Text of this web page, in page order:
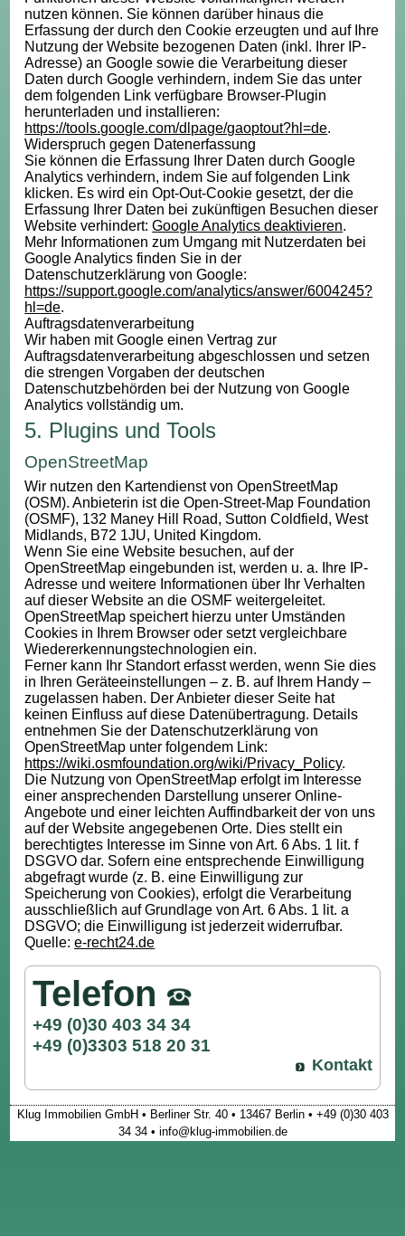
nutzen können. Sie können darüber hinaus die
Erfassung der durch den Cookie erzeugten und auf Ihre
Nutzung der Website bezogenen Daten (inkl. Ihrer IP-
Adresse) an Google sowie die Verarbeitung dieser
Daten durch Google verhindern, indem Sie das unter
dem folgenden Link verfügbare Browser-Plugin
herunterladen und installieren:
https://tools.google.com/dlpage/gaoptout?hl=de.
Widerspruch gegen Datenerfassung
Sie können die Erfassung Ihrer Daten durch Google
Analytics verhindern, indem Sie auf folgenden Link
klicken. Es wird ein Opt-Out-Cookie gesetzt, der die
Erfassung Ihrer Daten bei zukünftigen Besuchen dieser
Website verhindert:Google Analytics deaktivieren.
Mehr Informationen zum Umgang mit Nutzerdaten bei
Google Analytics finden Sie in der
Datenschutzerklärung von Google:
https://support.google.com/analytics/answer/6004245?
hl=de.
Auftragsdatenverarbeitung
Wir haben mit Google einen Vertrag zur
Auftragsdatenverarbeitung abgeschlossen und setzen
die strengen Vorgaben der deutschen
Datenschutzbehörden bei der Nutzung von Google
Analytics vollständig um.
5. Plugins und Tools
OpenStreetMap
Wir nutzen den Kartendienst von OpenStreetMap
(OSM). Anbieterin ist die Open-Street-Map Foundation
(OSMF), 132 Maney Hill Road, Sutton Coldfield, West
Midlands, B72 1JU, United Kingdom.
Wenn Sie eine Website besuchen, auf der
OpenStreetMap eingebunden ist, werden u. a. Ihre IP-
Adresse und weitere Informationen über Ihr Verhalten
auf dieser Website an die OSMF weitergeleitet.
OpenStreetMap speichert hierzu unter Umständen
Cookies in Ihrem Browser oder setzt vergleichbare
Wiedererkennungstechnologien ein.
Ferner kann Ihr Standort erfasst werden, wenn Sie dies
in Ihren Geräteeinstellungen – z. B. auf Ihrem Handy –
zugelassen haben. Der Anbieter dieser Seite hat
keinen Einfluss auf diese Datenübertragung. Details
entnehmen Sie der Datenschutzerklärung von
OpenStreetMap unter folgendem Link:
https://wiki.osmfoundation.org/wiki/Privacy_Policy.
Die Nutzung von OpenStreetMap erfolgt im Interesse
einer ansprechenden Darstellung unserer Online-
Angebote und einer leichten Auffindbarkeit der von uns
auf der Website angegebenen Orte. Dies stellt ein
berechtigtes Interesse im Sinne von Art. 6 Abs. 1 lit. f
DSGVO dar. Sofern eine entsprechende Einwilligung
abgefragt wurde (z. B. eine Einwilligung zur
Speicherung von Cookies), erfolgt die Verarbeitung
ausschließlich auf Grundlage von Art. 6 Abs. 1 lit. a
DSGVO; die Einwilligung ist jederzeit widerrufbar.
Quelle:e-recht24.de
Telefon
+49 (0)30 403 34 34
+49 (0)3303 518 20 31
Kontakt
Klug Immobilien GmbH • Berliner Str. 40 • 13467 Berlin • +49 (0)30 403
34 34 • info@klug-immobilien.de